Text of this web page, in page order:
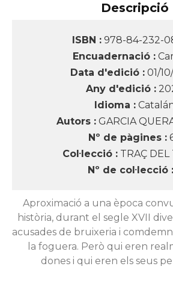
Descripció
ISBN : 978-84-232-
Encuadernació :
Data d'edició : 01/
Any d'edició :
Idioma :
Autors : GARCIA
Nº de pàgines :
Col·lecció : TRAÇ DEL
Nº de col·lecció :
Aproximació a una època
història, durant el segle XVII
acusades de bruixeria i
la foguera. Però qui eren
dones i qui eren els seus